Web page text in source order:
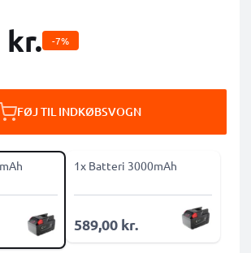
kr. -7%
FØJ TIL INDKØBSVOGN
1x Batteri 3000mAh
589,00 kr.